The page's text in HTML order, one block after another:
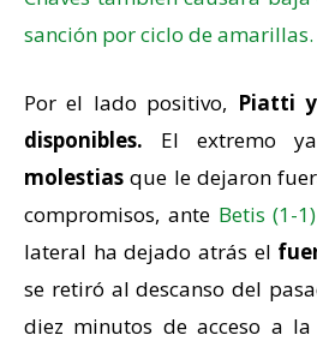
sanción por ciclo de amarillas.
Por el lado positivo, Piatti
disponibles. El extremo
molestias que le dejaron
compromisos, ante Betis (1-1)
lateral ha dejado atrás el
se retiró al descanso del
diez minutos de acceso a